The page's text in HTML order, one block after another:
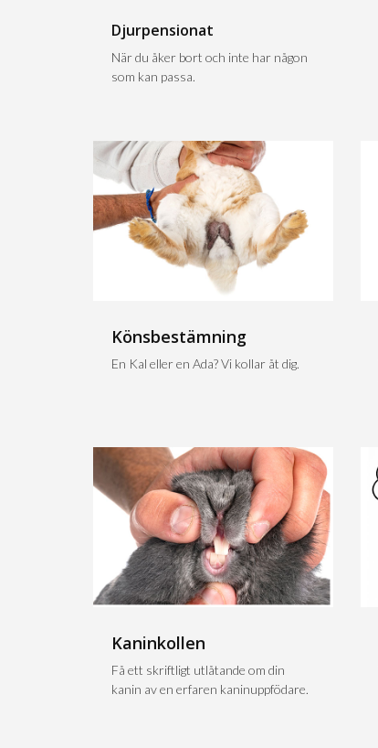
Djurpensionat
När du åker bort och inte har någon
som kan passa.
Könsbestämning
En Kal eller en Ada? Vi kollar åt dig.
Kaninkollen
Få ett skriftligt utlåtande om din
kanin av en erfaren kaninuppfödare.